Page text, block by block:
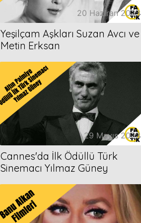
20 Haziran 2023
Yeşilçam Aşkları Suzan Avcı ve
Metin Erksan
29 Mayıs 2023
Cannes'da İlk Ödüllü Türk
Sinemacı Yılmaz Güney